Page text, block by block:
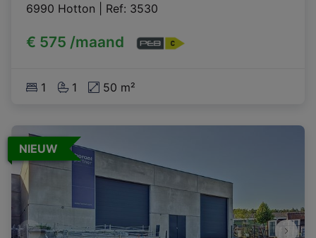
6990 Hotton Ref: 3530
€ 575 /maand
1 1 50 m²
NIEUW